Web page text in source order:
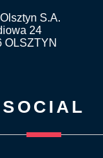
S.A.
24
OLSZTYN
SOCIAL